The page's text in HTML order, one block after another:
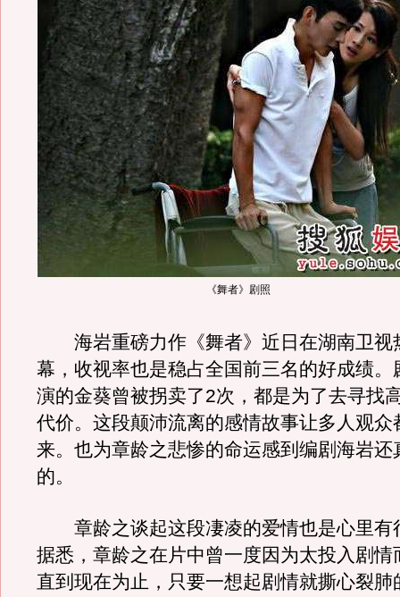
《舞者》剧照
海岩重磅力作《舞者》近日在湖南卫视
幕，收视率也是稳占全国前三名的好成绩。
演的金葵曾被拐卖了2次，都是为了去寻找
代价。这段颠沛流离的感情故事让多人观众
来。也为章龄之悲惨的命运感到编剧海岩还
的。
章龄之谈起这段凄凌的爱情也是心里有
据悉，章龄之在片中曾一度因为太投入剧情
直到现在为止，只要一想起剧情就撕心裂肺